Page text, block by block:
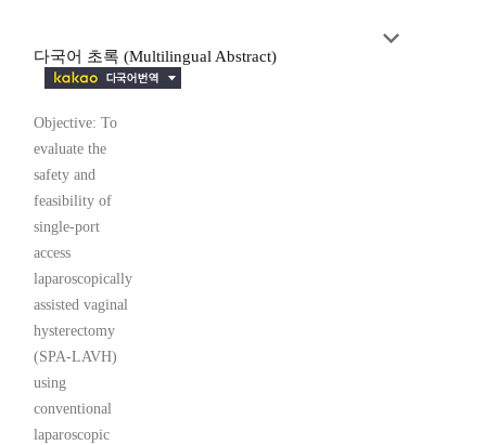
다국어 초록 (Multilingual Abstract)
Objective: To
evaluate the
safety and
feasibility of
single-port
access
laparoscopically
assisted vaginal
hysterectomy
(SPA-LAVH)
using
conventional
laparoscopic